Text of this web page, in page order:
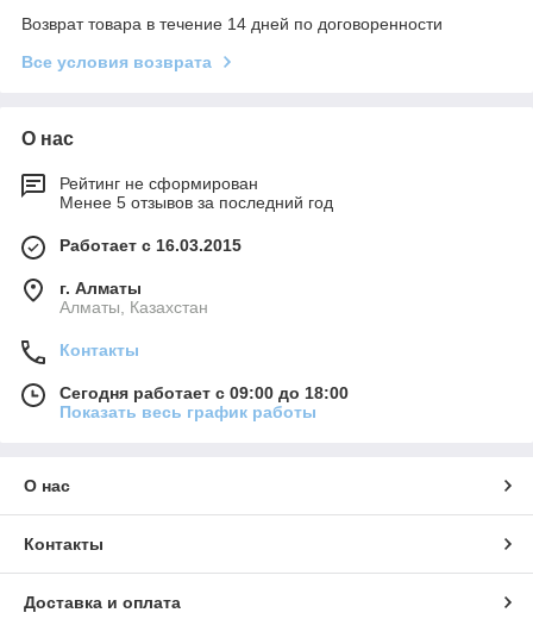
Возврат товара в течение 14 дней по договоренности
Все условия возврата
О нас
Рейтинг не сформирован
Менее 5 отзывов за последний год
Работает с 16.03.2015
г. Алматы
Алматы, Казахстан
Контакты
Сегодня работает с 09:00 до 18:00
Показать весь график работы
О нас
Контакты
Доставка и оплата